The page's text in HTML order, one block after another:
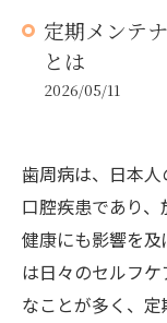
定期メンテ
とは
2026/05/11
歯周病は、日本
口腔疾患であり
健康にも影響を
は日々のセルフ
なことが多く、